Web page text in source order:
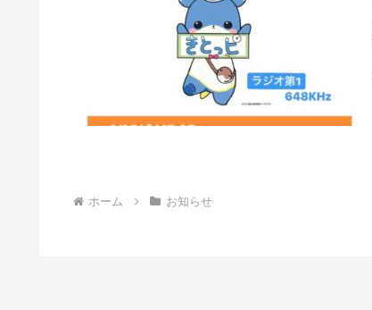
ホーム お知らせ